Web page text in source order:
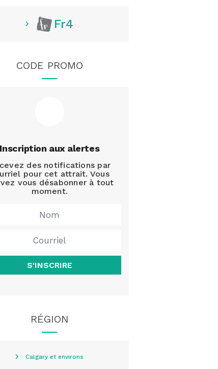
Fr4
CODE PROMO
Inscription aux alertes
des notifications par
pour cet attrait. Vous
vous désabonner à tout
moment.
S'INSCRIRE
RÉGION
Calgary et environs